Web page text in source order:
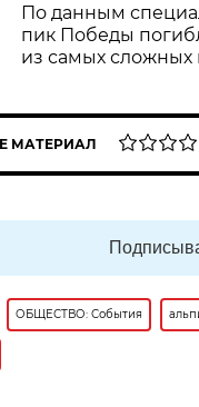
По данным
пик Победы
из самых
МАТЕРИАЛ
ОБЩЕСТВО: События